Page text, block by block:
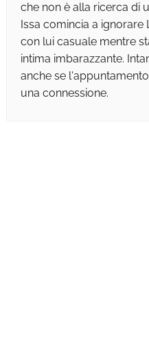
che non è alla ricerca di
Issa comincia a
con lui casuale mentre
intima imbarazzante.
anche se
una connessione.